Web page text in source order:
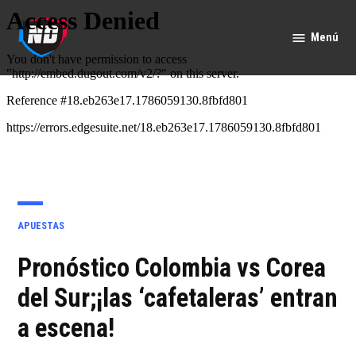
Saltar
al
contenido
Deportes
Menú
PUBLICADO
APUESTAS
Pronóstico Colombia vs Corea
del Sur;¡las ‘cafetaleras’ entran
a escena!